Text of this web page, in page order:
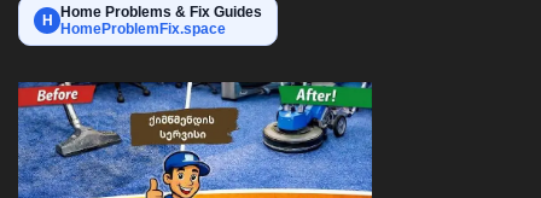
H
Home Problems & Fix Guides
HomeProblemFix.space